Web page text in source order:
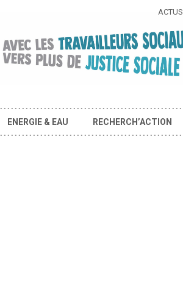
ACTUS
ENERGIE & EAU RECHERCH’ACTION